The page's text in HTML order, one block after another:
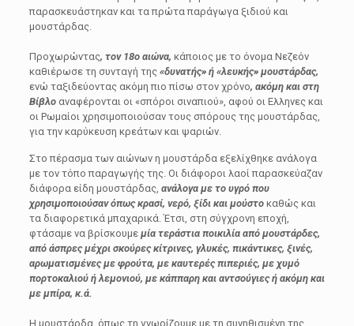
παρασκευάστηκαν και τα πρώτα παράγωγα ξιδιού και
μουστάρδας.
Προχωρώντας, τον 18ο αιώνα, κάποιος με το όνομα Νεζεόν
καθιέρωσε τη συνταγή της «δυνατής» ή «λευκής» μουστάρδας,
ενώ ταξιδεύοντας ακόμη πιο πίσω στον χρόνο, ακόμη και στη
Βίβλο αναφέρονται οι «σπόροι σιναπιού», αφού οι Ελληνες και
οι Ρωμαίοι χρησιμοποιούσαν τους σπόρους της μουστάρδας,
για την καρύκευση κρεάτων και ψαριών.
Στο πέρασμα των αιώνων η μουστάρδα εξελίχθηκε ανάλογα
με τον τόπο παραγωγής της. Οι διάφοροι λαοί παρασκεύαζαν
διάφορα είδη μουστάρδας, ανάλογα με το υγρό που
χρησιμοποιούσαν όπως κρασί, νερό, ξίδι και μούστοκαθώς και
τα διαφορετικά μπαχαρικά. Έτσι, στη σύγχρονη εποχή,
φτάσαμε να βρίσκουμε μία τεράστια ποικιλία από μουστάρδες,
από άσπρες μέχρι σκούρες κίτρινες, γλυκές, πικάντικες, ξινές,
αρωματισμένες με φρούτα, με καυτερές πιπεριές, με χυμό
πορτοκαλιού ή λεμονιού, με κάππαρη και αντσούγιες ή ακόμη και
με μπίρα, κ.ά.
Η μουστάρδα, όπως τη γνωρίζουμε με τη συνηθισμένη της